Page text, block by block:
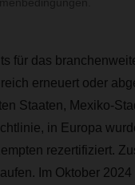
für das
erneuert oder
Staaten, Mexiko-
in Europa
rezertifiziert.
Im Oktober